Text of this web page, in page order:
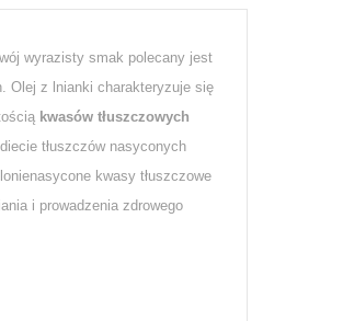
wyrazisty smak polecany jest
Olej z lnianki charakteryzuje się
kwasów tłuszczowych
tłuszczów nasyconych
kwasy tłuszczowe
i prowadzenia zdrowego